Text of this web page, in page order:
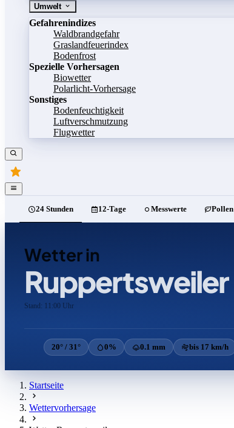
Umwelt
Gefahrenindizes
Waldbrandgefahr
Graslandfeuerindex
Bodenfrost
Spezielle Vorhersagen
Biowetter
Polarlicht-Vorhersage
Sonstiges
Bodenfeuchtigkeit
Luftverschmutzung
Flugwetter
24 Stunden 12-Tage Messwerte Pollen
Wetter in
Ruppertsweiler
Stand: 11:00 Uhr
20° / 31° 0% 0.1 mm bis 17 km/h
Startseite
Wettervorhersage